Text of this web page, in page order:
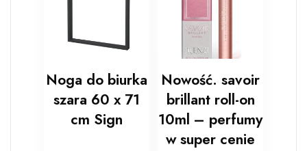
Noga do biurka
szara 60 x 71
cm Sign
Nowość. savoir
brillant roll-on
10ml – perfumy
w super cenie